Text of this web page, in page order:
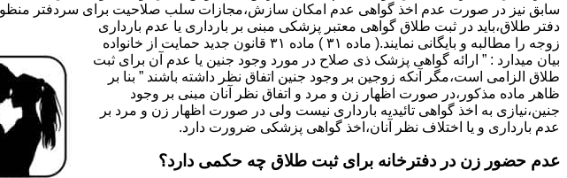
سابق نیز در صورت عدم اخذ گواهی عدم امکان سازش،مجازات سلب صلاحیت برای سردفتر
دفتر طلاق،باید در ثبت طلاق گواهی معتبر پزشکی مبنی بر بارداری یا عدم بارداری
زوجه را مطالبه و بایگانی نمایند.( ماده ۳۱ ) ماده ۳۱ قانون جدید حمایت از خانواده
بیان میدارد : ” ارائه گواهی پزشک ذی صلاح در مورد وجود جنین یا عدم آن برای ثبت
طلاق الزامی است،مگر آنکه زوجین بر وجود جنین اتفاق نظر داشته باشند ” بنا بر
ظاهر ماده مذکور،در صورت اظهار زن و مرد و اتفاق نظر آنان مبنی بر وجود
جنین،نیازی به اخذ گواهی تائیدیه بارداری نیست ولی در صورت اظهار زن و مرد بر
عدم بارداری و یا اختلاف نظر آنان،اخذ گواهی پزشکی ضرورت دارد.
عدم حضور زن در دفترخانه برای ثبت طلاق چه حکمی دارد؟